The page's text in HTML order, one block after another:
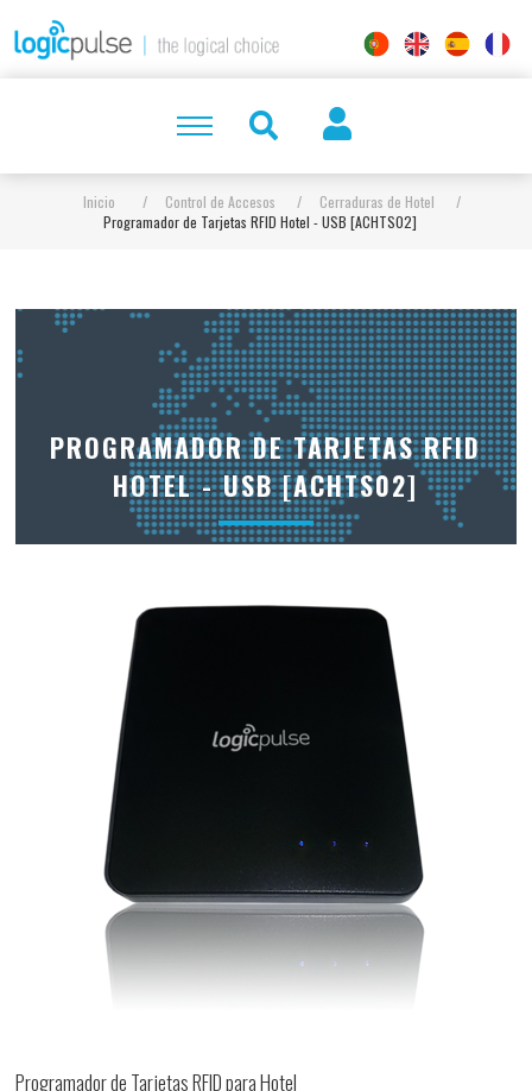
Inicio / Control de Accesos / Cerraduras de Hotel
/
Programador de Tarjetas RFID Hotel - USB [ACHTS02]
PROGRAMADOR DE TARJETAS RFID
HOTEL - USB [ACHTS02]
Programador de Tarjetas RFID para Hotel